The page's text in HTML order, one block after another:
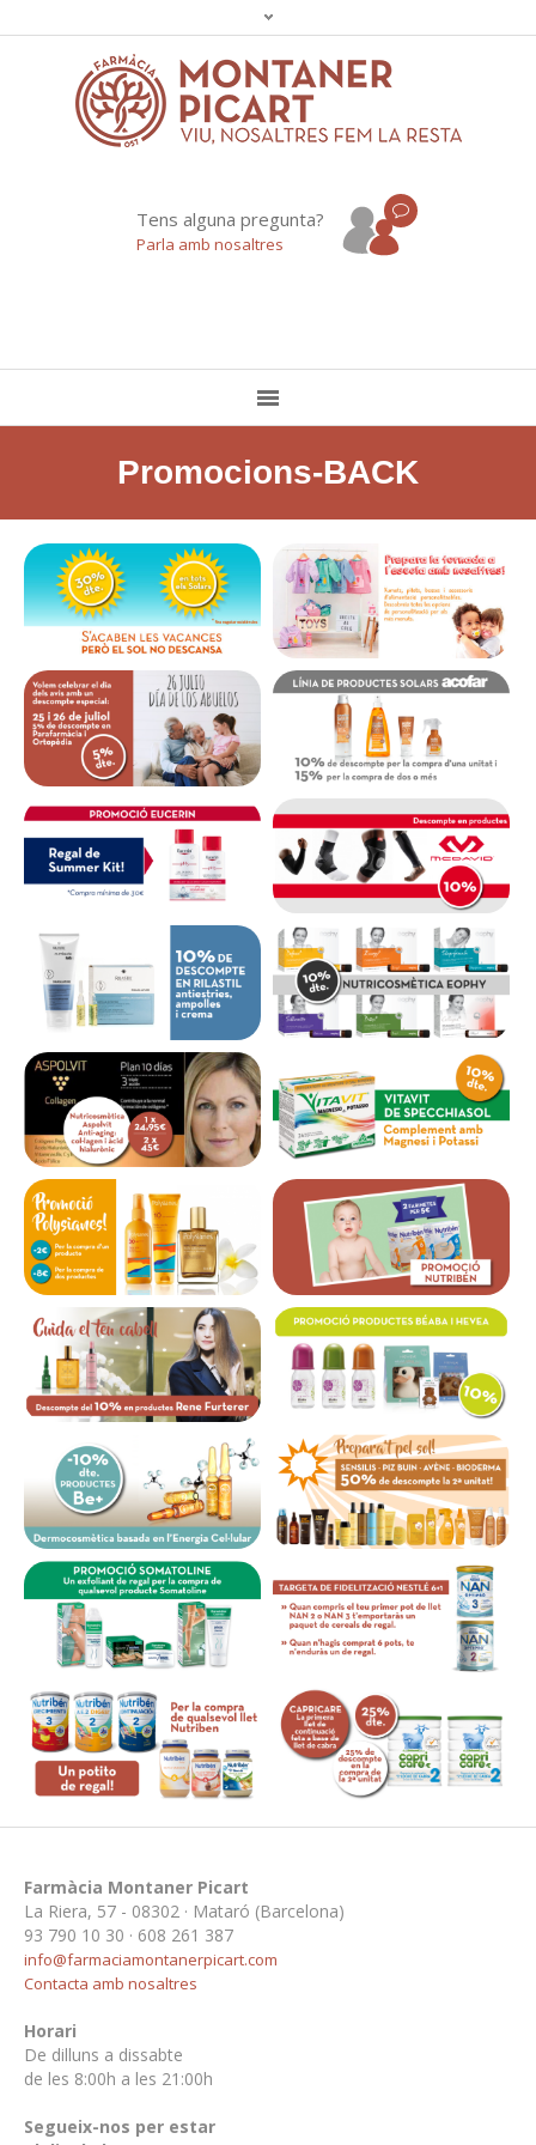
Tens alguna pregunta?
Parla amb nosaltres
Promocions-BACK
Farmàcia Montaner Picart
La Riera, 57 - 08302 · Mataró (Barcelona)
93 790 10 30 · 608 261 387
info@farmaciamontanerpicart.com
Contacta amb nosaltres
Horari
De dilluns a dissabte
de les 8:00h a les 21:00h
Segueix-nos per estar